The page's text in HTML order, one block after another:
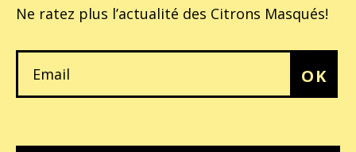
Ne ratez plus l’actualité des Citrons Masqués!
OK